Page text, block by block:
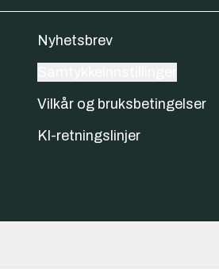
Nyhetsbrev
Vilkår og bruksbetingelser
KI-retningslinjer